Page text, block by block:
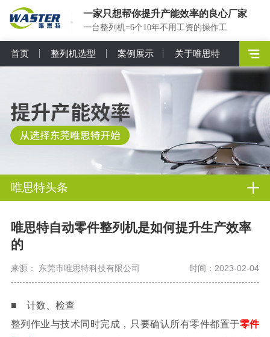
一家只想帮你提升产能效率的良心厂家
一台整列机=6个10年不用工资的操作工
首页 整列机选型 案例展示 关于唯思特
唯思特头条
唯思特自动零件整列机是如何提升生产效率
的
来源： 东莞市唯思特科技有限公司 时间：2023-02-04
■ 计数、检查
整列作业与技术同时完成，只要确认所有零件都置于零件